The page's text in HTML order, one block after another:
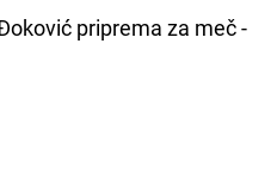
priprema za meč -